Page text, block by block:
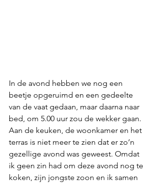
In de avond hebben we nog een
beetje opgeruimd en een gedeelte
van de vaat gedaan, maar daarna naar
bed, om 5.00 uur zou de wekker gaan.
Aan de keuken, de woonkamer en het
terras is niet meer te zien dat er zo’n
gezellige avond was geweest. Omdat
ik geen zin had om deze avond nog te
koken, zijn jongste zoon en ik samen